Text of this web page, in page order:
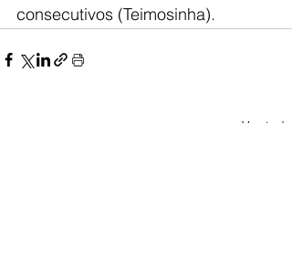
consecutivos (Teimosinha).
Ver tudo